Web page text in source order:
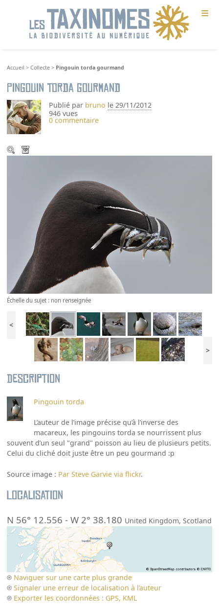
≡
Accueil >Collecte > Pingouin torda gourmand
Pingouin torda gourmand
Publié par bruno le 29/11/2012
946 vues
0 commentaire
Échelle du sujet : non renseignée
<
>
Description
Pingouin torda
L’auteur de l’image précise qu’à l’inverse des
macareux, les pingouins torda se nourrissent plus
souvent d’un seul "grand" poisson au lieu de plusieurs petits.
Celui du cliché doit juste être un peu gourmand :p
Source image : Par Steve Garvie via flickr.
Localisation
N 56° 12.556 -W 2° 38.180 United Kingdom,Scotland
Naviguer sur une carte plus grande
Signaler une erreur de localisation à l’auteur
Exporter les coordonnées : GPS, KML